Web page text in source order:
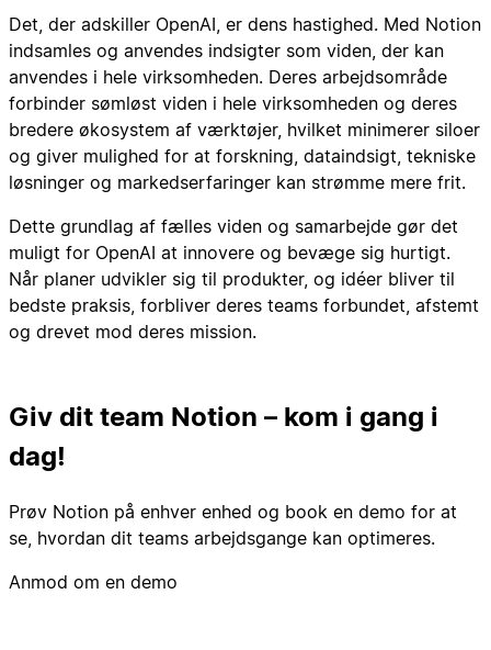
Det, der adskiller OpenAI, er dens hastighed. Med Notion
indsamles og anvendes indsigter som viden, der kan
anvendes i hele virksomheden. Deres arbejdsområde
forbinder sømløst viden i hele virksomheden og deres
bredere økosystem af værktøjer, hvilket minimerer siloer
og giver mulighed for at forskning, dataindsigt, tekniske
løsninger og markedserfaringer kan strømme mere frit.
Dette grundlag af fælles viden og samarbejde gør det
muligt for OpenAI at innovere og bevæge sig hurtigt.
Når planer udvikler sig til produkter, og idéer bliver til
bedste praksis, forbliver deres teams forbundet, afstemt
og drevet mod deres mission.
Giv dit team Notion – kom i gang i
dag!
Prøv Notion på enhver enhed og book en demo for at
se, hvordan dit teams arbejdsgange kan optimeres.
Anmod om en demo